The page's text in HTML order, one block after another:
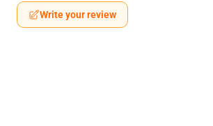
Write your review